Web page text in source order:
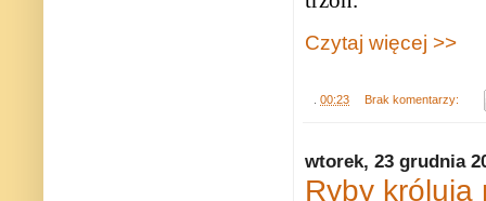
Czytaj więcej >>
00:23 Brak komentarzy:
wtorek, 23 grudnia
Ryby królują